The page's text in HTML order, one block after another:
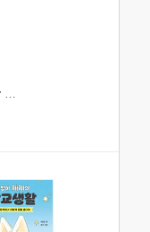
Inner Excellence: Train Your Mind for Extraordinary Performance and the Best Possible Life